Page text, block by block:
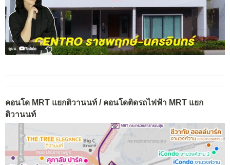
คอนโด MRT แยกติวานนท์ / คอนโดติดรถไฟฟ้า MRT แยก
ติวานนท์